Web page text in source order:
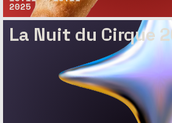
2025
La Nuit du Cirque